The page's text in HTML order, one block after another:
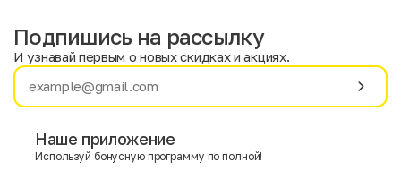
Имя
E-mail
Подпишись на рассылку
И узнавай первым о новых скидках и акциях.
Наше приложение
Используй бонусную программу по полной!